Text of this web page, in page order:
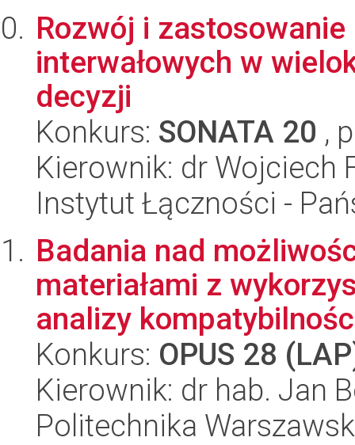
Rozwój i
interwałowych w
decyzji
Konkurs: SONATA 20 ,
Kierownik: dr Wojciech
Instytut Łączności -
Badania nad
materiałami z
analizy
Konkurs: OPUS 28
Kierownik: dr hab. Jan
Politechnika